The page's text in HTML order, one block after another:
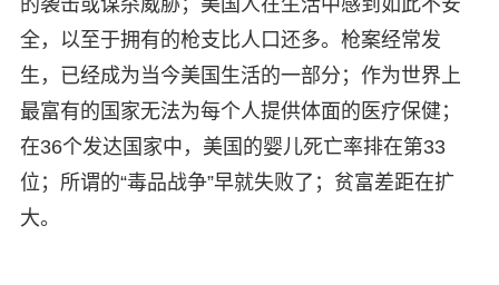
全，以至于拥有的枪支比人口还多。枪案经常发
生，已经成为当今美国生活的一部分；作为世界上
最富有的国家无法为每个人提供体面的医疗保健；
在36个发达国家中，美国的婴儿死亡率排在第33
位；所谓的“毒品战争”早就失败了；贫富差距在扩
大。